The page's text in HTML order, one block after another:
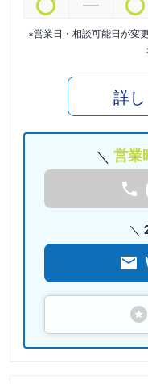
※営業日・相談可能日が変
詳
営業